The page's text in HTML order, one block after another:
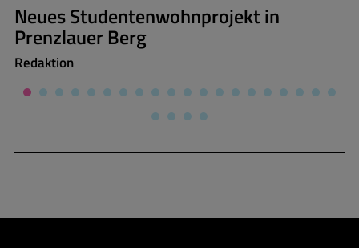
Neues Studentenwohnprojekt in
Prenzlauer Berg
Redaktion